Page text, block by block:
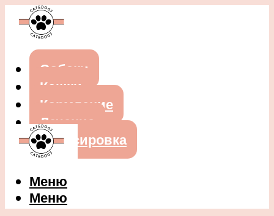
Собаки
Кошки
Кормление
Лечение
Дрессировка
Меню
Меню